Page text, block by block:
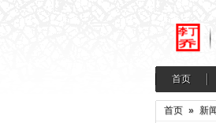
首页
首页 » 新